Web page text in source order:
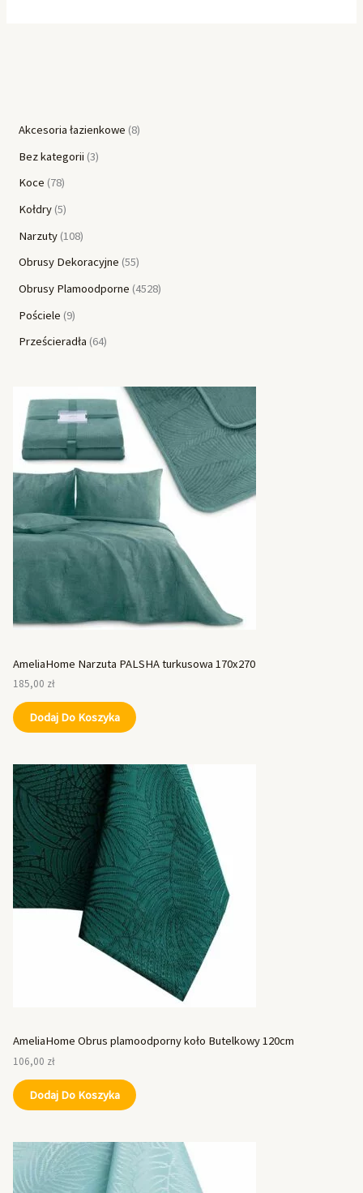
Akcesoria łazienkowe 8
Bez kategorii 3
Koce 78
Kołdry 5
Narzuty 108
Obrusy Dekoracyjne 55
Obrusy Plamoodporne 4528
Pościele 9
Prześcieradła 64
AmeliaHome Narzuta PALSHA turkusowa 170x270
185,00 zł
Dodaj Do Koszyka
AmeliaHome Obrus plamoodporny koło Butelkowy 120cm
106,00 zł
Dodaj Do Koszyka